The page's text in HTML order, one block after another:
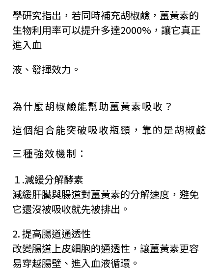
學研究指出，若同時補充胡椒鹼，薑黃素的
生物利用率可以提升多達2000% ，讓它真正
進入血
液、發揮效力。
為什麼胡椒鹼能幫助薑黃素吸收？
這個組合能突破吸收瓶頸，靠的是胡椒鹼
三種強效機制：
１.減緩分解酵素
減緩肝臟與腸道對薑黃素的分解速度，避免
它還沒被吸收就先被排出。
2. 提高腸道通透性
改變腸道上皮細胞的通透性，讓薑黃素更容
易穿越腸壁、進入血液循環。